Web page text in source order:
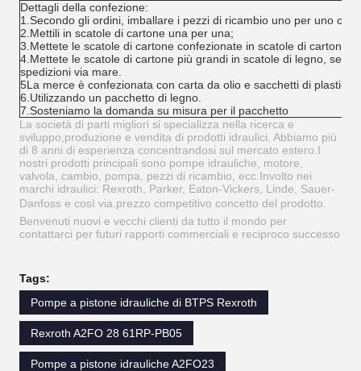
Dettagli della confezione:
1.Secondo gli ordini, imballare i pezzi di ricambio uno per uno con
2.Mettili in scatole di cartone una per una;
3.Mettete le scatole di cartone confezionate in scatole di cartone
4.Mettete le scatole di cartone più grandi in scatole di legno, se
spedizioni via mare.
5La merce è confezionata con carta da olio e sacchetti di plastica
6.Utilizzando un pacchetto di legno.
7.Sosteniamo la domanda su misura per il pacchetto
La società di parti migliori si specializza nella ricerca e
sviluppo,produzione e vendita di prodotti idraulici. Abbiamo più
di 8 anni di esperienza concentrandosi sul mercato estero.I
nostri prodotti principali sono pompe idrauliche, motore,
valvola, cambio, pompa, pezzi di ricambio, ecc.Involto nei
marchi idraulici: Rexroth, Parker, Eaton-Vickers, Linde, Sauer-
Danfoss e così via.prezzo competitivo concetto del prodotto.
Benvenuti nuovi e vecchi clienti da tutto il mondo per
contattarci per futuri rapporti commerciali e reciproco successo
Tags:
Pompe a pistone idrauliche di BTPS Rexroth
Rexroth A2FO 28 61RP-PB05
Pompe a pistone idrauliche A2FO23